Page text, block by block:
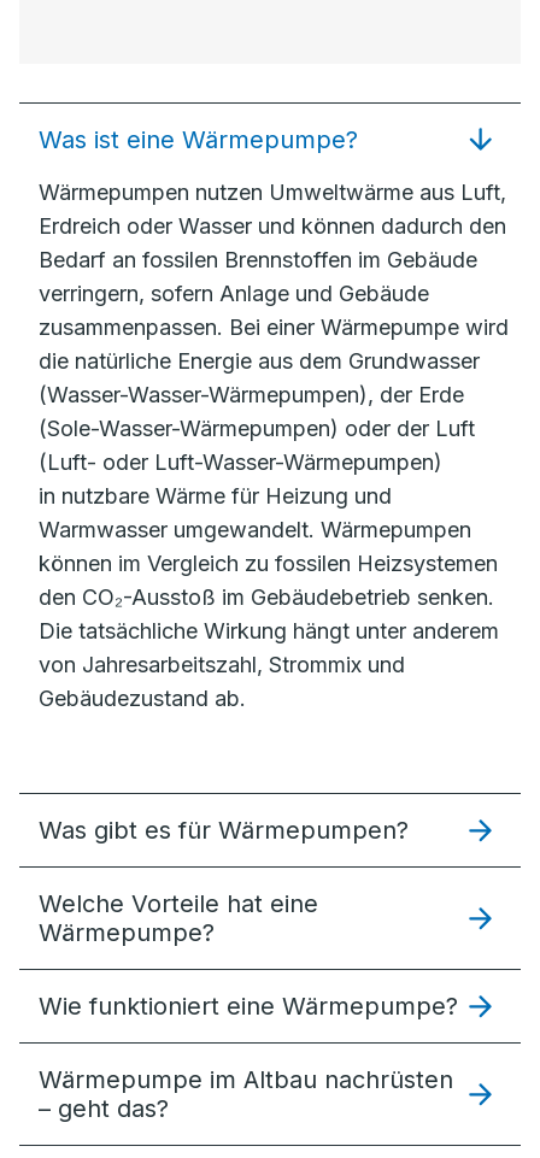
Was ist eine Wärmepumpe?
Wärmepumpen nutzen Umweltwärme aus Luft,
Erdreich oder Wasser und können dadurch den
Bedarf an fossilen Brennstoffen im Gebäude
verringern, sofern Anlage und Gebäude
zusammenpassen. Bei einer Wärmepumpe wird
die natürliche Energie aus dem Grundwasser
(Wasser-Wasser-Wärmepumpen), der Erde
(Sole-Wasser-Wärmepumpen) oder der Luft
(Luft- oder Luft-Wasser-Wärmepumpen)
in nutzbare Wärme für Heizung und
Warmwasser umgewandelt. Wärmepumpen
können im Vergleich zu fossilen Heizsystemen
den CO₂-Ausstoß im Gebäudebetrieb senken.
Die tatsächliche Wirkung hängt unter anderem
von Jahresarbeitszahl, Strommix und
Gebäudezustand ab.
Was gibt es für Wärmepumpen?
Welche Vorteile hat eine
Wärmepumpe?
Wie funktioniert eine Wärmepumpe?
Wärmepumpe im Altbau nachrüsten
– geht das?